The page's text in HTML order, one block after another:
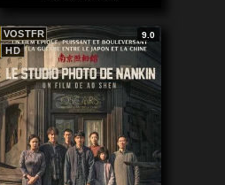
HD
VOSTFR 9.0